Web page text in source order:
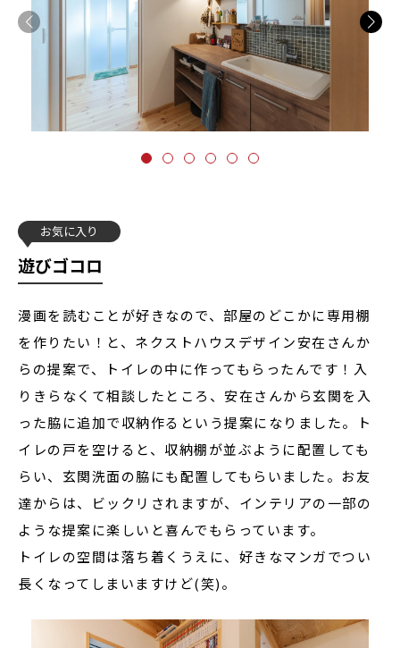
お気に入り
遊びゴコロ
漫画を読むことが好きなので、部屋のどこかに専用棚
を作りたい！と、ネクストハウスデザイン安在さんか
らの提案で、トイレの中に作ってもらったんです！入
りきらなくて相談したところ、安在さんから玄関を入
った脇に追加で収納作るという提案になりました。ト
イレの戸を空けると、収納棚が並ぶように配置しても
らい、玄関洗面の脇にも配置してもらいました。お友
達からは、ビックリされますが、インテリアの一部の
ような提案に楽しいと喜んでもらっています。
トイレの空間は落ち着くうえに、好きなマンガでつい
長くなってしまいますけど(笑)。